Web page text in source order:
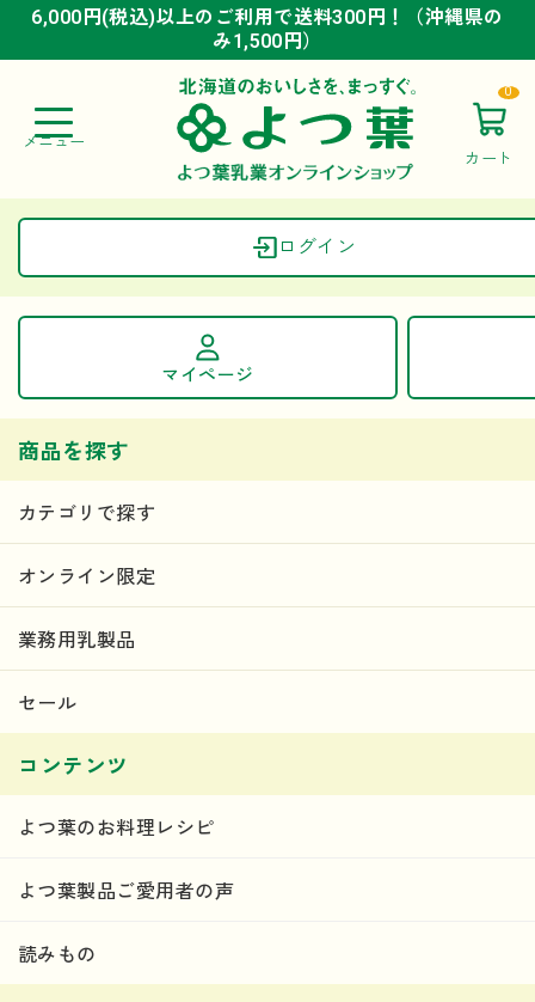
6,000円(税込)以上のご利用で送料300円！（沖縄県の
み1,500円）
6,000円(税込)以上のご利用で送料300円！（沖縄県の
み1,500円）
6,000円(税込)以上のご利用で送料300円！（沖縄県の
み1,500円）
ログイン
マイページ
商品を探す
カテゴリで探す
オンライン限定
業務用乳製品
セール
コンテンツ
よつ葉のお料理レシピ
よつ葉製品ご愛用者の声
読みもの
カート
0